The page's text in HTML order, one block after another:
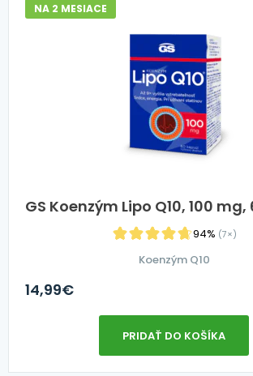
GS Koenzým Lipo Q10, 100
94% (7×)
NA 2 MESIACE
Koenzým Q10
14,99€
PRIDAŤ DO KOŠÍKA